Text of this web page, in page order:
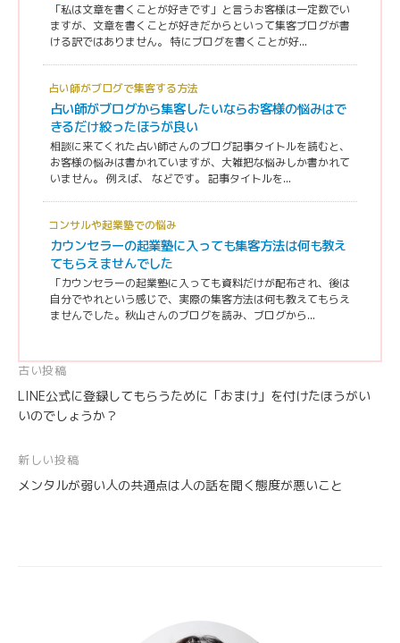
「私は文章を書くことが好きです」と言うお客様は一定数でい
ますが、文章を書くことが好きだからといって集客ブログが書
ける訳ではありません。 特にブログを書くことが好...
占い師がブログで集客する方法
占い師がブログから集客したいならお客様の悩みはで
きるだけ絞ったほうが良い
相談に来てくれた占い師さんのブログ記事タイトルを読むと、
お客様の悩みは書かれていますが、大雑把な悩みしか書かれて
いません。 例えば、 などです。 記事タイトルを...
コンサルや起業塾での悩み
カウンセラーの起業塾に入っても集客方法は何も教え
てもらえませんでした
「カウンセラーの起業塾に入っても資料だけが配布され、後は
自分でやれという感じで、実際の集客方法は何も教えてもらえ
ませんでした。秋山さんのブログを読み、ブログから...
投
稿
ナ
ビ
ゲ
古い投稿
LINE公式に登録してもらうために「おまけ」を付けたほうがい
いのでしょうか？
新しい投稿
メンタルが弱い人の共通点は人の話を聞く態度が悪いこと